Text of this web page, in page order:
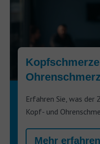
Erfahren Sie, was der
Kopf- und
Mehr erfahren